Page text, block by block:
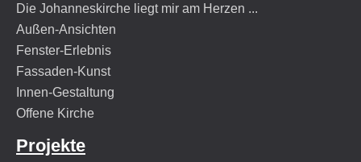
Die Johanneskirche liegt mir am Herzen ...
Außen-Ansichten
Fenster-Erlebnis
Fassaden-Kunst
Innen-Gestaltung
Offene Kirche
Projekte